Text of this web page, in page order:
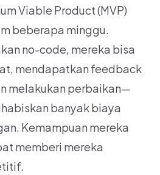
Viable Product (MVP)
beberapa minggu.
no-code, mereka bisa
mendapatkan feedback
melakukan perbaikan—
banyak biaya
Kemampuan mereka
memberi mereka